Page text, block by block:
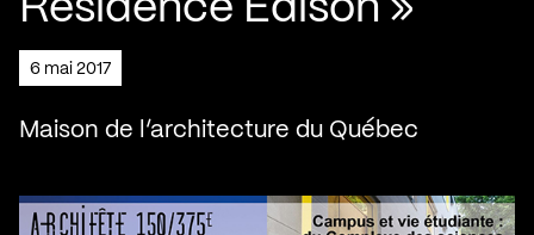
Résidence Edison »
6 mai 2017
Maison de l’architecture du Québec